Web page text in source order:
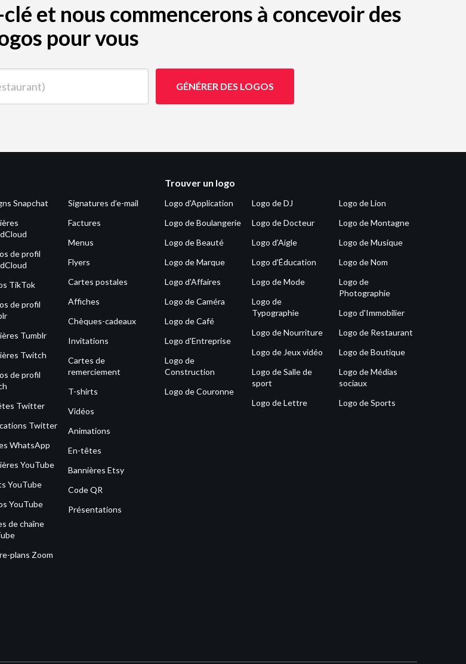
et nous commencerons à concevoir des
pour vous
GÉNÉRER DES LOGOS
Snapchat
de profil
TikTok
de profil
Tumblr
Twitch
de profil
Twitter
Twitter
WhatsApp
YouTube
YouTube
YouTube
de chaîne
plans Zoom
Signatures d’e-mail
Factures
Menus
Flyers
Cartes postales
Affiches
Chèques-cadeaux
Invitations
Cartes de
remerciement
T-shirts
Vidéos
Animations
En-têtes
Bannières Etsy
Code QR
Présentations
Trouver un logo
Logo d'Application
Logo de Boulangerie
Logo de Beauté
Logo de Marque
Logo d'Affaires
Logo de Caméra
Logo de Café
Logo d'Entreprise
Logo de
Construction
Logo de Couronne
Logo de DJ
Logo de Docteur
Logo d'Aigle
Logo d'Éducation
Logo de Mode
Logo de
Typographie
Logo de Nourriture
Logo de Jeux vidéo
Logo de Salle de
sport
Logo de Lettre
Logo de Lion
Logo de Montagne
Logo de Musique
Logo de Nom
Logo de
Photographie
Logo d'Immobilier
Logo de Restaurant
Logo de Boutique
Logo de Médias
sociaux
Logo de Sports